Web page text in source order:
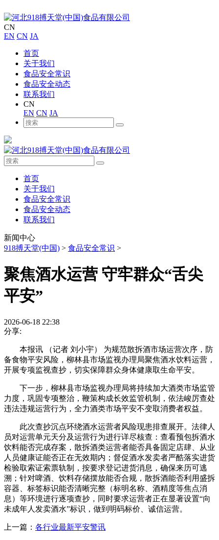
CN
EN CN JA
首页
关于我们
食品安全常识
食品安全动态
联系我们
CN
EN CN JA
首页
关于我们
食品安全常识
食品安全动态
联系我们
新闻中心
918搏天堂(中国) > 食品安全常识 >
聚焦酒水运营 守牢群众“舌尖
平安”
2026-06-18 22:38
分享:
本报讯 （记者 刘小宇） 为规范散拆酒市场运营次序，防
备食物平安风险，柳林县市场监视办理局聚焦酒水饮料运营，
开展专项监视查抄，切实保障群众身体健康取生命平安。
下一步，柳林县市场监视办理局将持续加大酒类市场监管
力度，巩固专项整治，鞭策构成长效监管机制，依法峻厉查处
违法违规运营行为，全力酒类市场平安不变取消费者权益。
此次查抄沉点环绕酒水运营者风险现患排查展开。法律人
员对运营单元天分及运营行为进行详尽核查：查看预包拆酒水
饮料能否完成存案，散拆酒类运营者能否具备固定店肆、从业
人员健康证能否正在无效期内；督促酒水发卖者严酷落实进货
检验取索证索票轨制，按要求登记进货消息，确保来历可逃
溯；针对啤酒、饮料存储摆放能否合规，散拆酒能否利用盛拆
容器、标签标识能否清晰完整（标明名称、酒精度等焦点消
息）等环境进行逐项查抄，同时要求运营者正在显著设置“向
未成年人发卖酒水”标识，做到明码标价、诚信运营。
上一篇： 各行业最新平安警讯